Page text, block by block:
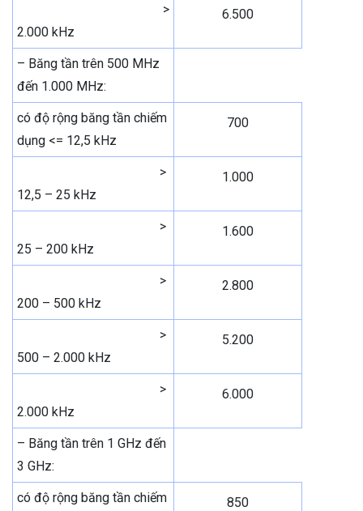
>
2.000 kHz
6.500
– Băng tần trên 500 MHz
đến 1.000 MHz:
có độ rộng băng tần chiếm
dụng <= 12,5 kHz
700
>
12,5 – 25 kHz
1.000
>
25 – 200 kHz
1.600
>
200 – 500 kHz
2.800
>
500 – 2.000 kHz
5.200
>
2.000 kHz
6.000
– Băng tần trên 1 GHz đến
3 GHz:
có độ rộng băng tần chiếm
850